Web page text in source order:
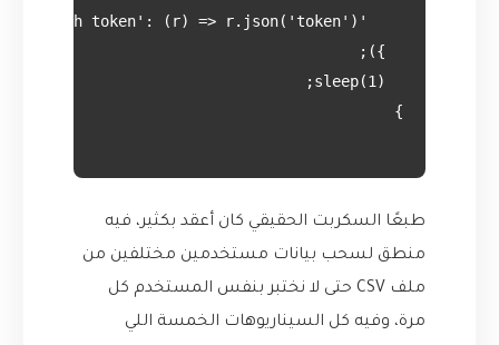
طبعًا السكربت الحقيقي كان أعقد بكثير، فيه
منطق لسحب بيانات مستخدمين مختلفين من
ملف CSV حتى لا نختبر بنفس المستخدم كل
مرة، وفيه كل السيناريوهات الخمسة اللي